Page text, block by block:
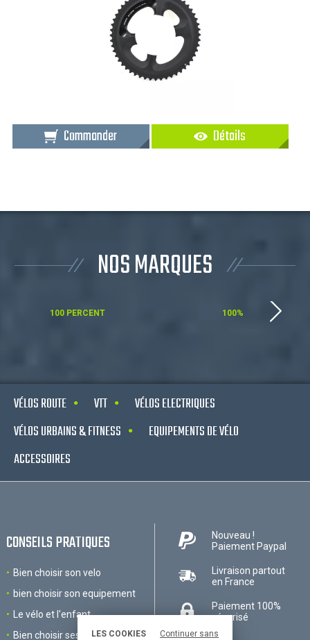
LES COOKIES
Continuer sans
Commander Détails
NOS MARQUES
100 PERCENT 100%
VÉLOS ROUTE VTT
VÉLOS ELECTRIQUES
VÉLOS URBAINS & FITNESS
EQUIPEMENTS DE VÉLO
ACCESSOIRES
CONSEILS PRATIQUES
Bien choisir son velo
bien choisir son equipement
Le vélo et l'enfant
Bien choisir ses accessoires
Nouveau !
Paiement Paypal
Livraison partout
en France
Paiement 100%
sécurisé